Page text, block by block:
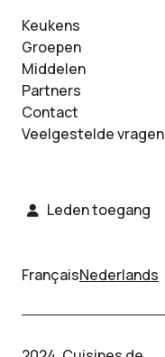
Keukens
Groepen
Middelen
Partners
Contact
Veelgestelde vragen
Leden toegang
FrançaisNederlands